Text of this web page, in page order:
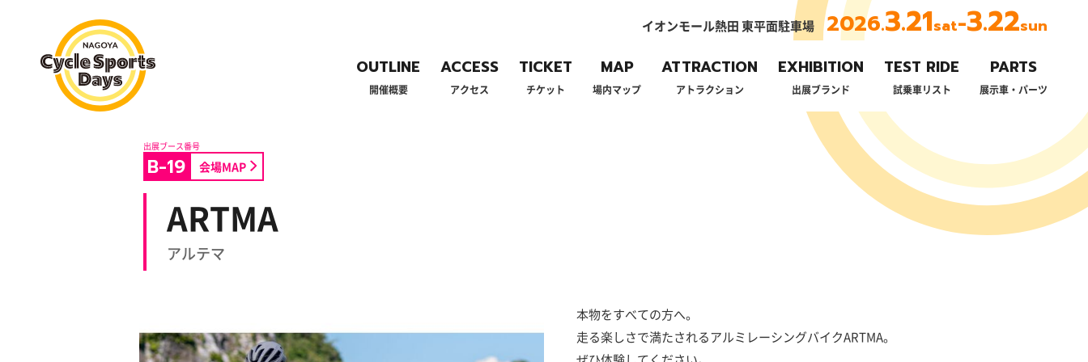
名古屋サイクルスポーツデイズ
イオンモール熱田 東平面駐車場 2026.3.21sat-3.22sun
OUTLINE
開催概要
ACCESS
アクセス
TICKET
チケット
MAP
場内マップ
ATTRACTION
アトラクション
EXHIBITION
出展ブランド
TEST RIDE
試乗車リスト
PARTS
展示車・パーツ
ARTMA
アルテマ
B-19 会場MAP
本物をすべての方へ。
走る楽しさで満たされるアルミレーシングバイクARTMA。